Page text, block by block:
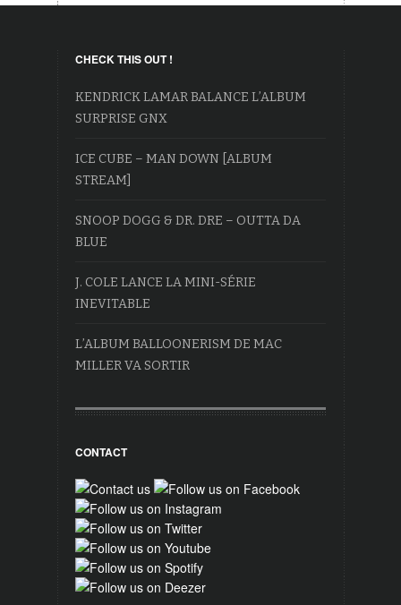
CHECK THIS OUT !
KENDRICK LAMAR BALANCE L’ALBUM
SURPRISE GNX
ICE CUBE – MAN DOWN [ALBUM
STREAM]
SNOOP DOGG & DR. DRE – OUTTA DA
BLUE
J. COLE LANCE LA MINI-SÉRIE
INEVITABLE
L’ALBUM BALLOONERISM DE MAC
MILLER VA SORTIR
CONTACT